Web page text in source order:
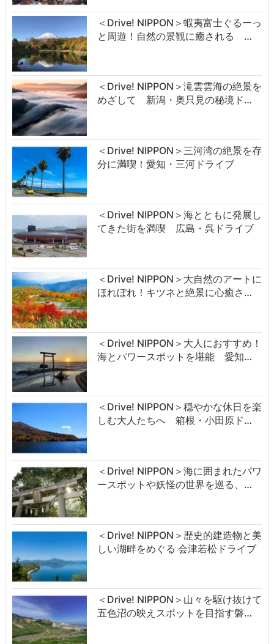
＜Drive! NIPPON＞蝦夷富士ぐるーっ
と周遊！自然の景観に癒される …
＜Drive! NIPPON＞滝雲雲海の絶景を
めざして 新潟・奥只見の秘境ド…
＜Drive! NIPPON＞三河湾の絶景を存
分に満喫！愛知・三河ドライブ
＜Drive! NIPPON＞海とともに発展し
てきた街を満喫 広島・呉ドライブ
＜Drive! NIPPON＞大自然のアートに
ほれぼれ！キツネと絶景に心癒さ…
＜Drive! NIPPON＞大人におすすめ！
海とパワースポットを堪能 愛知…
＜Drive! NIPPON＞穏やかな休日を楽
しむ大人たちへ 箱根・小田原ド…
＜Drive! NIPPON＞海に囲まれたパワ
ースポットや妖怪の世界を巡る、…
＜Drive! NIPPON＞歴史的建造物と美
しい湖畔をめぐる 会津若松ドライブ
＜Drive! NIPPON＞山々を駆け抜けて
五色沼の映えスポットを目指す磐…